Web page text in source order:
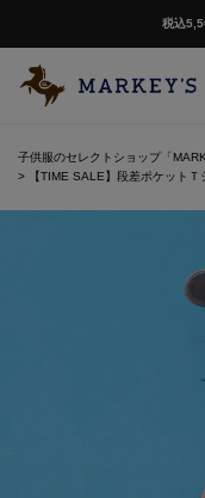
税込
子供服のセレクトショップ「
【TIME SALE】段差ポケットＴ